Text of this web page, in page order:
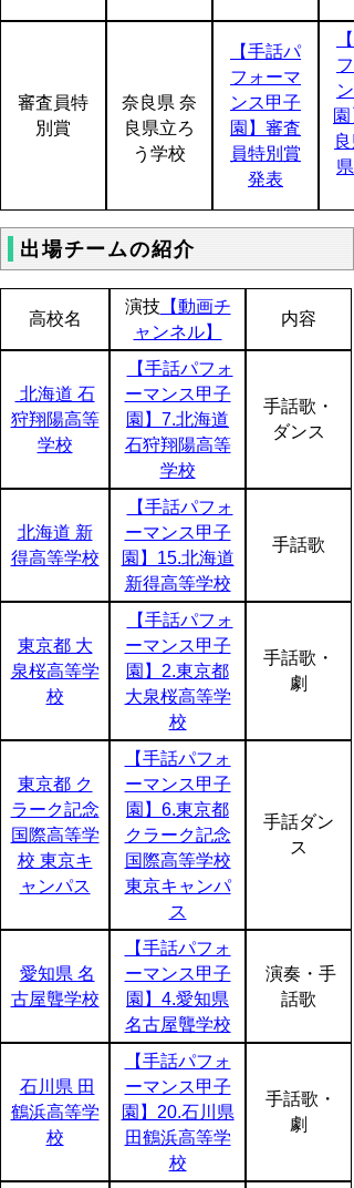
審査員特
別賞
奈良県 奈
良県立ろ
う学校
【手話パ
フォーマ
ンス甲子
園】審査
員特別賞
発表
園
出場チームの紹介
高校名
演技【動画チ
ャンネル】
内容
北海道 石
狩翔陽高等
学校
【手話パフォ
ーマンス甲子
園】7.北海道
石狩翔陽高等
学校
手話歌・
ダンス
北海道 新
得高等学校
【手話パフォ
ーマンス甲子
園】15.北海道
新得高等学校
手話歌
東京都 大
泉桜高等学
校
【手話パフォ
ーマンス甲子
園】2.東京都
大泉桜高等学
校
手話歌・
劇
東京都 ク
ラーク記念
国際高等学
校 東京キ
ャンパス
【手話パフォ
ーマンス甲子
園】6.東京都
クラーク記念
国際高等学校
東京キャンパ
ス
手話ダン
ス
愛知県 名
古屋聾学校
【手話パフォ
ーマンス甲子
園】4.愛知県
名古屋聾学校
演奏・手
話歌
石川県 田
鶴浜高等学
校
【手話パフォ
ーマンス甲子
園】20.石川県
田鶴浜高等学
校
手話歌・
劇